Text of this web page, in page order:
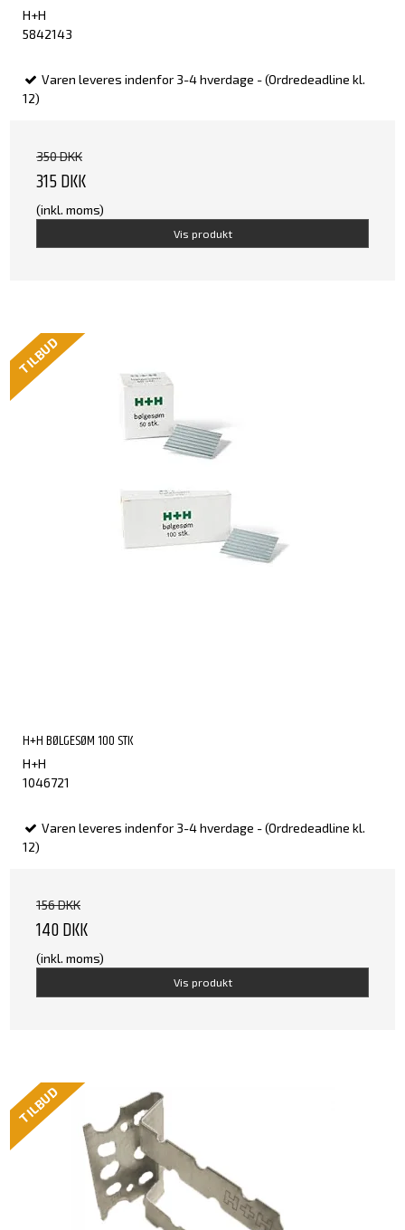
H+H
5842143
Varen leveres indenfor 3-4 hverdage - (Ordredeadline kl.
12)
350 DKK
315 DKK
(inkl. moms)
Vis produkt
TILBUD
H+H BØLGESØM 100 STK
H+H
1046721
Varen leveres indenfor 3-4 hverdage - (Ordredeadline kl.
12)
156 DKK
140 DKK
(inkl. moms)
Vis produkt
TILBUD